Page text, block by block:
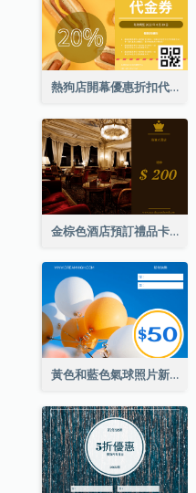
熱狗店開幕優惠折扣代金券
金棕色酒店預訂禮品卡
黃色和藍色氣球照片新年禮品卡